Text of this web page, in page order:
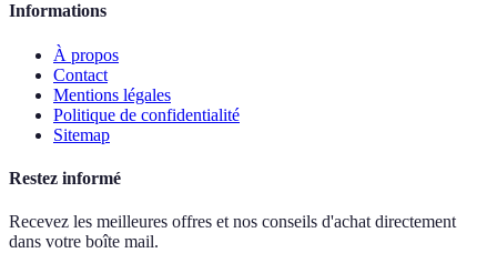
Informations
À propos
Contact
Mentions légales
Politique de confidentialité
Sitemap
Restez informé
Recevez les meilleures offres et nos conseils d'achat directement
dans votre boîte mail.